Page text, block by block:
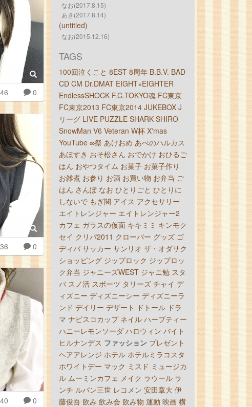
0
0
0
なお(2017.8.15)
あき(2017.8.14)
(untitled)
なお(2015.12.16)
TAGS
100回泣くこと 8EST 8周年 B.B.V. BAD
CD CM Dr.DMAT EIGHT×EIGHTER
EndlessSHOCK F.C.TOKYO魂 FC東京
FC東京2013 FC東京2014 JUKEBOX J
リーグ LIVE PUZZLE SHARK SHIRO
SnowMan V6 Veteran W杯 X'mas
YouTube ∞祭 あけおめ あべのハルカス
あほすき おそ松さん おでかけ おひるご
はん おやつタイム お菓子 お菓子作り
お雑煮 お参り お酒 お買い物 お弁当 ご
はん さんぽ なお ひとりごと ひとりに
しないで もぎ関 アイス アクセサリー
エイトレンジャー エイトレンジャー2
カフェ ガラスの仮面 キキミミ キンモク
セイ クリパ2011 クローバー グッズ ゴ
ディバ サッカー サンリオ ザ・オダサク
ショッピング ジップロック ジップロッ
ク弁当 ジャニーズWEST ジャニ勉 スタ
バ スノ活 スポーツ タリーズ チャイ デ
ィズニー ディズニーシー ディズニーラ
ンド デイリー デザート ドトール ドラ
マ ナビスコカップ ネイル ハーブティー
ハニーレモンソーダ ハロウィン バイト
ヒルナンデス ファッション プレゼント
ヘアアレンジ ホテル ホテルミラコスタ
ホワイトデー マック ミスド ミュージカ
ル ムーミンカフェ メイク ラウール ラ
ンチ ルパン三世 レコメン 安田章大 伊
藤俊吾 飲み 飲み会 飲み物 運動 映画 横